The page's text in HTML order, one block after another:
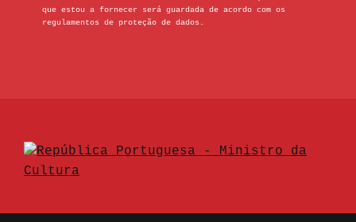
que estou a fornecer será guardada de acordo com os
regulamentos de proteção de dados.